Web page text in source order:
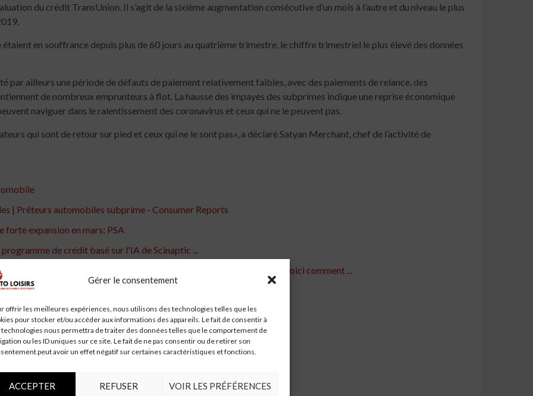
Gérer le consentement
offrir les meilleures expériences, nous utilisons des technologies telles que les
pour stocker et/ou accéder aux informations des appareils. Le fait de consentir à
technologies nous permettra de traiter des données telles que le comportement de
ou les ID uniques sur ce site. Le fait de ne pas consentir ou de retirer son
peut avoir un effet négatif sur certaines caractéristiques et fonctions.
ACCEPTER REFUSER VOIR LES PRÉFÉRENCES
du crédit TransUnion. Il s’agit de la sixième augmentation consécutive d’un mois à l’autre et du niveau le plus
en souffrance depuis plus de 60 jours au quatrième trimestre, le chiffre trimestriel le plus élevé des données
par ailleurs une période de défauts de paiement relativement faibles, avec des paiements de relance, des
de nombreux emprunteurs à flot. La hausse des impayés des subprimes indique une reprise économique
naviguer dans le ralentissement des coronavirus et ceux qui ne le peuvent pas.
qui sont de retour sur pied et ceux qui ne le sont pas», a déclaré Satyan Merchant, chef de l’activité de
| Prêteurs automobiles subprime - Consumer Reports
forte expansion en mars: PSA
de crédit basé sur l'IA de Scinaptic ...
spéciaux lorsqu'ils vous approuvent pour un prêt automobile - voici comment ...
commence le 24 janvier | Conseil municipal d'Oxford
haut niveau en 5 ans au Gujarat
crédit?
8MFY21
colporteur de voitures choisit un procès devant un juge